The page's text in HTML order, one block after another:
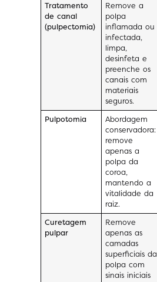
Tratamento
de canal
(pulpectomia)
Remove a
polpa
inflamada ou
infectada,
limpa,
desinfeta e
preenche os
canais com
materiais
seguros.
Pulpotomia
Abordagem
conservadora:
remove
apenas a
polpa da
coroa,
mantendo a
vitalidade da
raiz.
Curetagem
pulpar
Remove
apenas as
camadas
superficiais da
polpa com
sinais iniciais